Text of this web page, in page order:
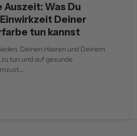
Auszeit: Was Du
Deiner
tun kannst
Deinen Haaren und Deinem
tun und auf gesunde